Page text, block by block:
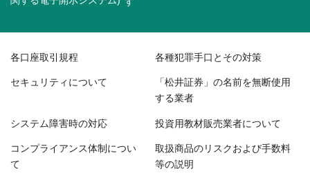
各口座取引規程 各種犯罪手口とその対策
セキュリティについて 「松井証券」の名前を無断使用
する業者
システム障害時の対応 投資用教材販売業者について
コンプライアンス体制につい
て
取扱商品のリスクおよび手数料
等の説明